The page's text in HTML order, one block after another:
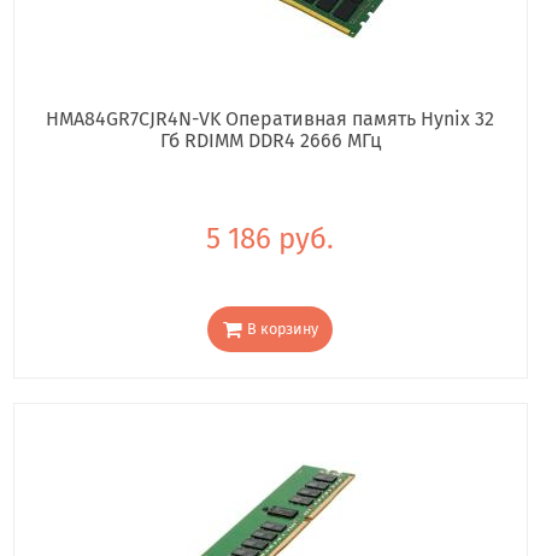
HMA84GR7CJR4N-VK Оперативная память Hynix 32
Гб RDIMM DDR4 2666 МГц
5 186 руб.
В корзину